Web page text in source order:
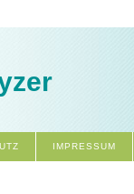
IMPRESSUM